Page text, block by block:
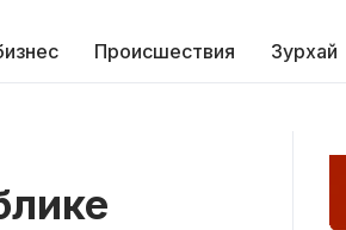
Происшествия Зурхай